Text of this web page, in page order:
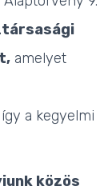
amelyet
így a kegyelmi
közös